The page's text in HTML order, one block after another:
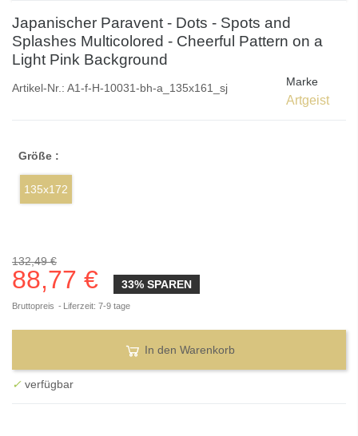
Japanischer Paravent - Dots - Spots and
Splashes Multicolored - Cheerful Pattern on a
Light Pink Background
Artikel-Nr.: A1-f-H-10031-bh-a_135x161_sj Marke
Artgeist
Größe :
135x172
132,49 €
88,77 € 33% SPAREN
Bruttopreis Liferzeit: 7-9 tage
In den Warenkorb
✓ verfügbar